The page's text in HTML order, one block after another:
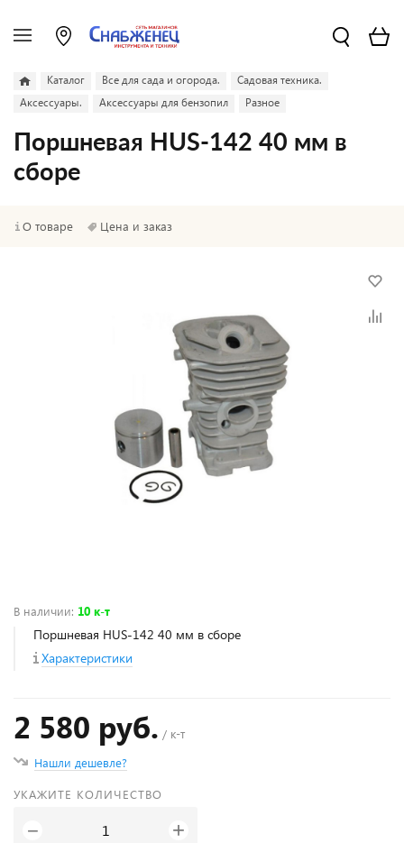
Каталог Все для сада и огорода.
Садовая техника.
Аксессуары.
Аксессуары для бензопил Разное
Поршневая HUS-142 40 мм в
сборе
О товаре Цена и заказ
В наличии: 10 к-т
Поршневая HUS-142 40 мм в сборе
Характеристики
2 580 руб. / к-т
Нашли дешевле?
УКАЖИТЕ КОЛИЧЕСТВО
− +